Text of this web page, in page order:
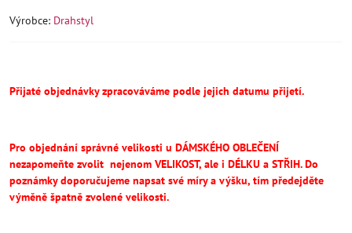
Výrobce: Drahstyl
Přijaté objednávky zpracováváme podle jejich datumu přijetí.
Pro objednání správné velikosti u DÁMSKÉHO OBLEČENÍ
nezapomeňte zvolit nejenom VELIKOST, ale i DÉLKU a STŘIH.Do
poznámky doporučujeme napsat své míry a výšku, tím předejděte
výměně špatně zvolené velikosti.